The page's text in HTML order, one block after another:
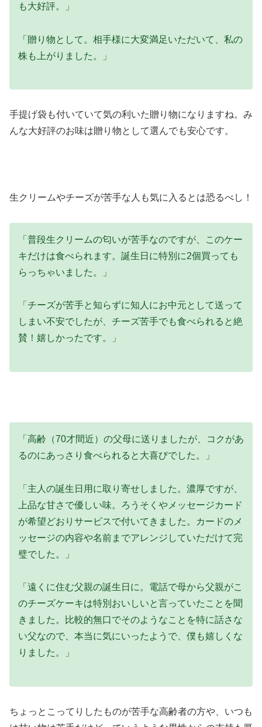
も大好評。」
「贈り物として。相手様に大変満足いただいて、私の
株も上がりました。」
手提げ袋も付いていて気の利いた贈り物になりますね。み
んな大好評のお味は贈り物として選んでも安心です。
生クリームやチーズが苦手な人も気に入るとは恐るべし！
「普段生クリームの匂いが苦手なのですが、このケー
キだけは食べられます。誕生日に特別に2個買っても
らっちゃいました。」
「チーズが苦手と知らずに知人にお中元として送って
しまい不安でしたが、チーズ苦手でも食べられると絶
賛！嬉しかったです。」
「高齢（70才間近）の父母に送りましたが、コクがあ
るのにあっさり食べられると大喜びでした。」
「主人の誕生日用に取り寄せしました。濃厚ですが、
上品な甘さで優しい味。ろうそくやメッセージカード
が希望どおりサービスで付いてきました。カードのメ
ッセージの内容や名前までアレンジしていただけて完
璧でした。」
「遠くに住む父親の誕生日に。電話で母から父親がこ
のチーズケーキは特別おいしいと言っていたことを聞
きました。比較的無口でそのようなことを特に話さな
い父なので、本当に気にいったようで、僕も嬉しくな
りました。」
ちょっとこってりしたものが苦手な高齢者の方や、いつも